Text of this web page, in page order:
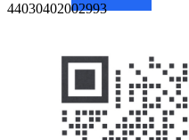
44030402002993